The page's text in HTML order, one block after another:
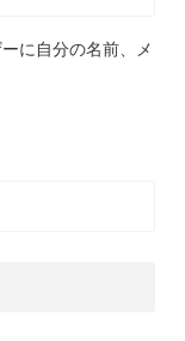
に自分の名前、メ